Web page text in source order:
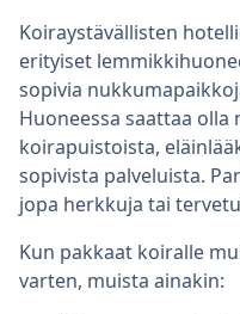
Koiraystävällisten
erityiset
sopivia
Huoneessa saattaa
koirapuistoista,
sopivista palveluista.
jopa herkkuja tai
Kun pakkaat koiralle
varten, muista ainakin: